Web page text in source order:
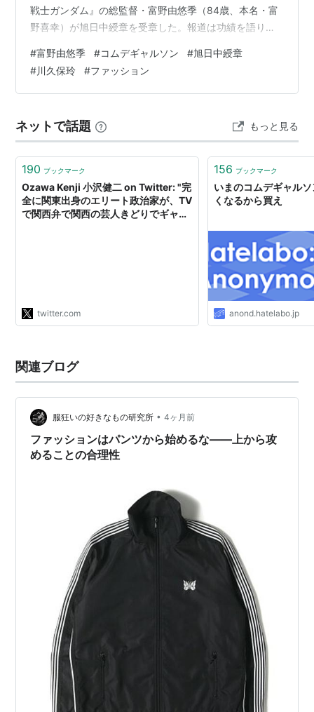
戦士ガンダム』の総監督・富野由悠季（84歳、本名・富
野喜幸）が旭日中綬章を受章した。報道は功績を語り、
浜の実物大ガンダムを回顧した。しかし、鋭い観察眼を
持つクリエイターたちが密かに問うたのは別のことだ。
「富野監督は、授賞式にコム デ ギャルソンで現れるの
アバンギャルドなファッションブランドの一つを愛用し
続けるのか。その問い…
#富野由悠季 #コムデギャルソン #旭日中綬章
#川久保玲 #ファッション
ネットで話題 もっと見る
190 ブックマーク
Ozawa Kenji 小沢健二 on Twitter: "完
全に関東出身のエリート政治家が、TV
で関西弁で関西の芸人きどりでギャグ
twitter.com
156 ブックマーク
いまのコムデギャル
くなるから買え
anond.hatelabo.jp
関連ブログ
服狂いの好きなもの研究所 • 4ヶ月前
ファッションはパンツから始めるな——上から攻
めることの合理性